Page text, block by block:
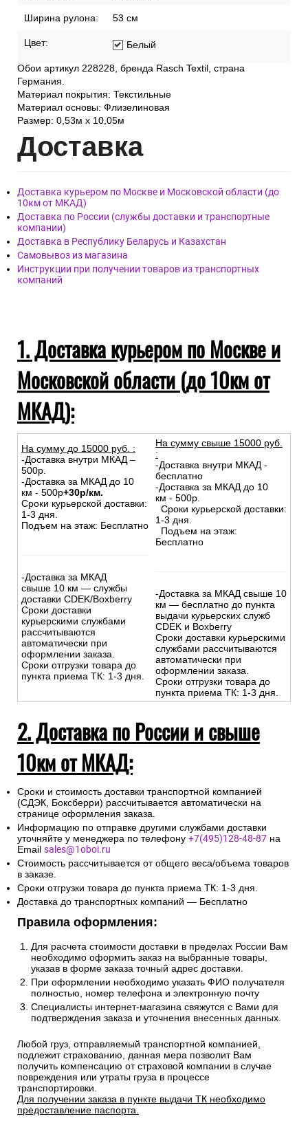
Ширина рулона: 53 см
Цвет: Белый
Обои артикул 228228, бренда Rasch Textil, страна
Германия.
Материал покрытия: Текстильные
Материал основы: Флизелиновая
Размер: 0,53м x 10,05м
Доставка
Доставка курьером по Москве и Московской области (до
10км от МКАД)
Доставка по России (службы доставки и транспортные
компании)
Доставка в Республику Беларусь и Казахстан
Самовывоз из магазина
Инструкции при получении товаров из транспортных
компаний
1. Доставка курьером по Москве и
Московской области (до 10км от
МКАД):
На сумму до 15000 руб. :
-Доставка внутри МКАД –
500р.
-Доставка за МКАД до 10
км - 500р+30р/км.
Сроки курьерской доставки:
1-3 дня.
Подъем на этаж: Бесплатно
-Доставка за МКАД
свыше 10 км — службы
доставки CDEK/Boxberry
Сроки доставки
курьерскими службами
рассчитываются
автоматически при
оформлении заказа.
Сроки отгрузки товара до
пункта приема ТК: 1-3 дня.
На сумму свыше 15000 руб.
:
-Доставка внутри МКАД -
бесплатно
-Доставка за МКАД до 10
км - 500р.
Сроки курьерской доставки:
1-3 дня.
Подъем на этаж:
Бесплатно
-Доставка за МКАД свыше 10
км — бесплатно до пункта
выдачи курьерских служб
CDEK и Boxberry
Сроки доставки курьерскими
службами рассчитываются
автоматически при
оформлении заказа.
Сроки отгрузки товара до
пункта приема ТК: 1-3 дня.
2. Доставка по России и свыше
10км от МКАД:
Сроки и стоимость доставки транспортной компанией
(СДЭК, Боксберри) рассчитывается автоматически на
странице оформления заказа.
Информацию по отправке другими службами доставки
уточняйте у менеджера по телефону +7(495)128-48-87 на
Email sales@1oboi.ru
Стоимость рассчитывается от общего веса/объема товаров
в заказе.
Сроки отгрузки товара до пункта приема ТК: 1-3 дня.
Доставка до транспортных компаний — Бесплатно
Правила оформления:
Для расчета стоимости доставки в пределах России Вам
необходимо оформить заказ на выбранные товары,
указав в форме заказа точный адрес доставки.
При оформлении необходимо указать ФИО получателя
полностью, номер телефона и электронную почту
Специалисты интернет-магазина свяжутся с Вами для
подтверждения заказа и уточнения внесенных данных.
Любой груз, отправляемый транспортной компанией,
подлежит страхованию, данная мера позволит Вам
получить компенсацию от страховой компании в случае
повреждения или утраты груза в процессе
транспортировки.
Для получении заказа в пункте выдачи ТК необходимо
предоставление паспорта.